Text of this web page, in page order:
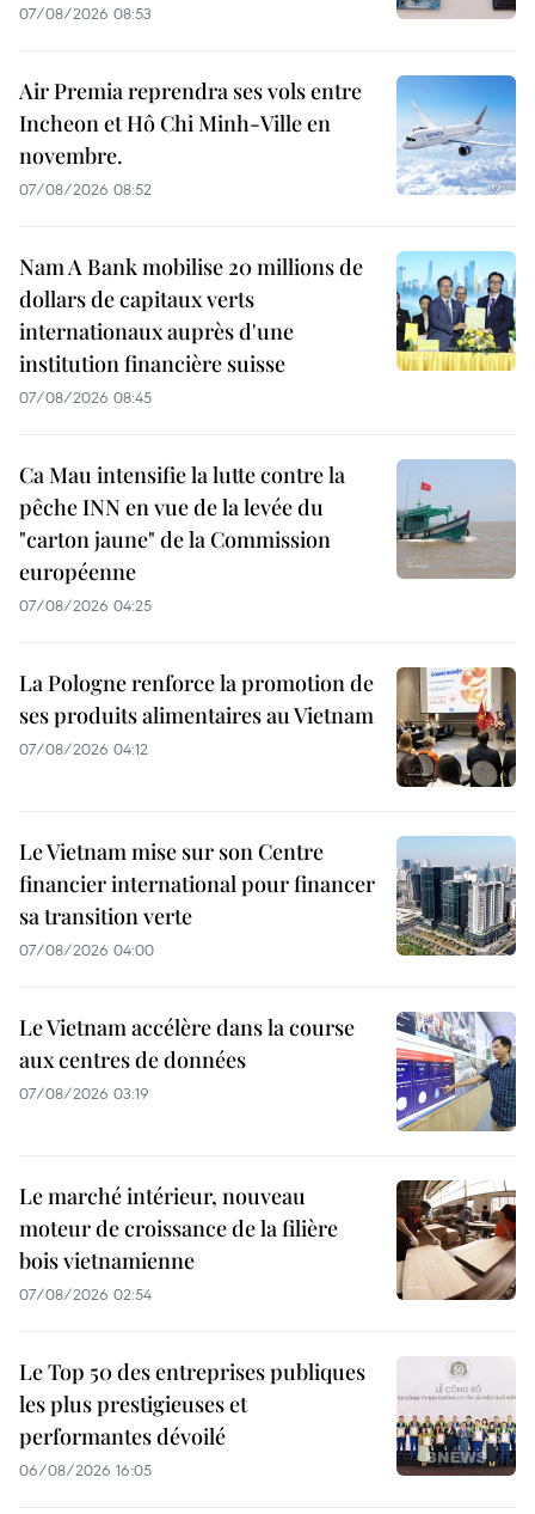
07/08/2026 08:53
Air Premia reprendra ses vols entre
Incheon et Hô Chi Minh-Ville en
novembre.
07/08/2026 08:52
Nam A Bank mobilise 20 millions de
dollars de capitaux verts
internationaux auprès d'une
institution financière suisse
07/08/2026 08:45
Ca Mau intensifie la lutte contre la
pêche INN en vue de la levée du
"carton jaune" de la Commission
européenne
07/08/2026 04:25
La Pologne renforce la promotion de
ses produits alimentaires au Vietnam
07/08/2026 04:12
Le Vietnam mise sur son Centre
financier international pour financer
sa transition verte
07/08/2026 04:00
Le Vietnam accélère dans la course
aux centres de données
07/08/2026 03:19
Le marché intérieur, nouveau
moteur de croissance de la filière
bois vietnamienne
07/08/2026 02:54
Le Top 50 des entreprises publiques
les plus prestigieuses et
performantes dévoilé
06/08/2026 16:05